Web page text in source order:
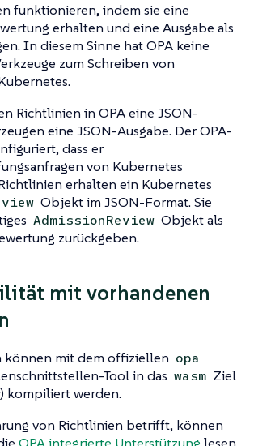
funktionieren, indem sie eine
erhalten und eine Ausgabe als
In diesem Sinne hat OPA keine
zum Schreiben von
Richtlinien in OPA eine JSON-
eine JSON-Ausgabe. Der OPA-
dass er
von Kubernetes
erhalten ein Kubernetes
Objekt im JSON-Format. Sie
AdmissionReview Objekt als
zurückgeben.
mit vorhandenen
können mit dem offiziellen opa
Tool in das wasm Ziel
kompiliert werden.
von Richtlinien betrifft, können